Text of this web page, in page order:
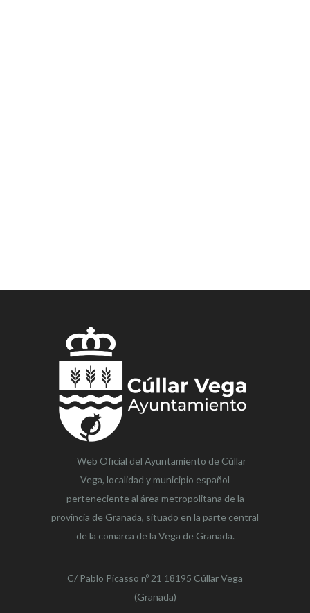
Web Oficial del Ayuntamiento de Cúllar
Vega, localidad y municipio español
perteneciente al área metropolitana de la
provincia de Granada, situado en la parte central
de la comarca de la Vega de Granada.
C/ Pablo Picasso nº 21 18195 Cúllar Vega
(Granada)